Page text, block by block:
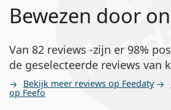
Bewezen door
Van 82 reviews -zijn er 98%
de geselecteerde reviews van
Bekijk meer reviews op Feedaty
op Feefo